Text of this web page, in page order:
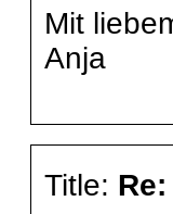
Mit
Anja
Title: